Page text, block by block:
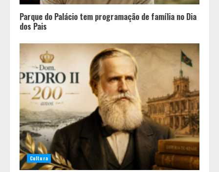
Parque do Palácio tem programação de família no Dia
dos Pais
Cultura